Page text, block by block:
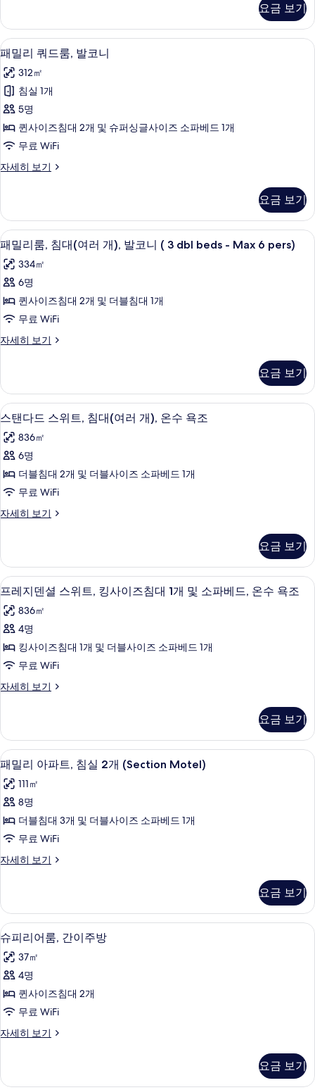
2
개
사
진
모
두
보
기
룸,
더
블
침
대
2
개
자
세
히
보
기
요금 보기
패
밀
리
쿼
드
룸,
코
사
진
모
두
보
기
패밀리 쿼드룸, 발코니 | 셀렉트 컴포
4
패밀리 쿼드룸, 발코니
312㎡
침실 1개
5명
퀸사이즈침대 2개 및 슈퍼싱글사이즈 소파베드 1개
무료 WiFi
자세히 보기
패
드
룸,
발
코
니
자
히
보
요금 보기
패
밀
리
룸,
침
(여
개),
발
코
니
(
3
dbl
beds
-
pers)
사
진
모
두
보
기
패밀리룸, 침대(여러 개), 발코니 ( 3
2
패밀리룸, 침대(여러 개), 발코니 ( 3 dbl beds - Max 6 pers)
334㎡
6명
퀸사이즈침대 2개 및 더블침대 1개
무료 WiFi
자세히 보기
패
침
대
(여
개),
발
니
dbl
6
pers)
자
세
히
보
기
요금 보기
스
탠
다
드
스
트,
대
(여
러
개),
온
수
욕
조
모
두
보
기
스탠다드 스위트, 침대(여러 개), 온수
3
스탠다드 스위트, 침대(여러 개), 온수 욕조
836㎡
6명
더블침대 2개 및 더블사이즈 소파베드 1개
무료 WiFi
자세히 보기
스
스
위
트,
대
(여
개),
온
욕
히
보
기
요금 보기
프
레
지
덴
셜
위
킹
사
이
즈
침
대
1
개
파
베
드,
온
수
욕
조
사
모
프레지덴셜 스위트, 킹사이즈침대 1개
4
프레지덴셜 스위트, 킹사이즈침대 1개 및 소파베드, 온수 욕조
836㎡
4명
킹사이즈침대 1개 및 더블사이즈 소파베드 1개
무료 WiFi
자세히 보기
프
셜
스
위
트,
킹
사
즈
침
1
파
베
드,
온
수
욕
조
세
히
보
요금 보기
패
밀
리
아
파
침
2
개
(Section
Motel)
사
진
모
두
패밀리 아파트, 침실 2개 (Section
2
패밀리 아파트, 침실 2개 (Section Motel)
111㎡
8명
더블침대 3개 및 더블사이즈 소파베드 1개
무료 WiFi
자세히 보기
패
파
트,
침
실
2
개
Motel)
자
히
요금 보기
슈
피
리
어
룸,
이
방
슈피리어룸, 간이주방 | 전용 주방 | 냉
3
슈피리어룸, 간이주방
37㎡
4명
퀸사이즈침대 2개
무료 WiFi
자세히 보기
슈
룸,
요금 보기